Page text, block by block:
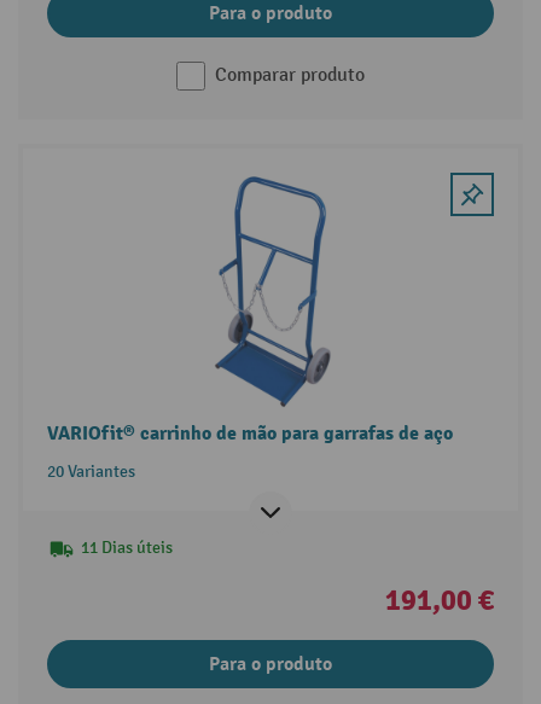
Para o produto
Comparar produto
VARIOfit® carrinho de mão para garrafas de aço
20 Variantes
11 Dias úteis
191,00 €
Para o produto